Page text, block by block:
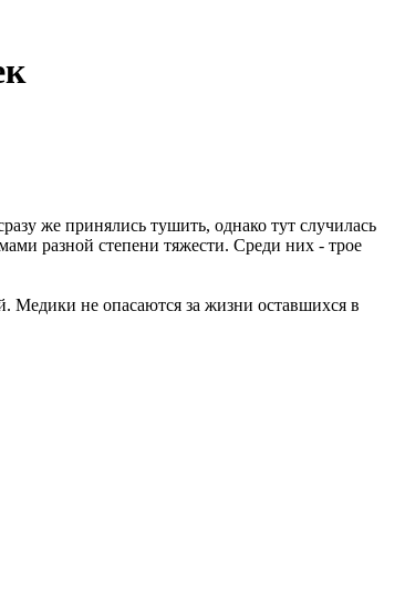
же принялись тушить, однако тут случилась
разной степени тяжести. Среди них - трое
Медики не опасаются за жизни оставшихся в